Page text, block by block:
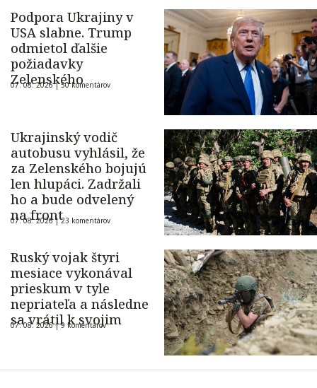
Podpora Ukrajiny v
USA slabne. Trump
odmietol ďalšie
požiadavky
Zelenského
07. 08. 2026 |50 komentárov
Ukrajinský vodič
autobusu vyhlásil, že
za Zelenského bojujú
len hlupáci. Zadržali
ho a bude odvelený
na front
07. 08. 2026 |23 komentárov
Ruský vojak štyri
mesiace vykonával
prieskum v tyle
nepriateľa a následne
sa vrátil k svojim
07. 08. 2026 |9 komentárov